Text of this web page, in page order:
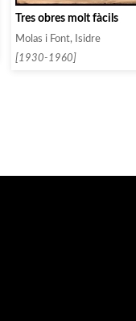
Tres obres molt fàcils
Molas i Font, Isidre
[1930-1960]